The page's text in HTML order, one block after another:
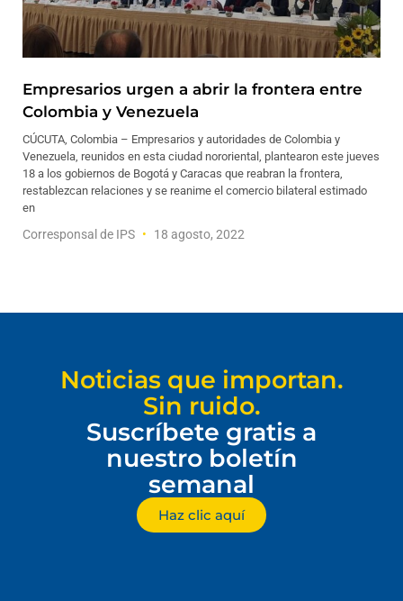
Empresarios urgen a abrir la frontera entre
Colombia y Venezuela
CÚCUTA, Colombia – Empresarios y autoridades de Colombia y
Venezuela, reunidos en esta ciudad nororiental, plantearon este jueves
18 a los gobiernos de Bogotá y Caracas que reabran la frontera,
restablezcan relaciones y se reanime el comercio bilateral estimado
en
Corresponsal de IPS 18 agosto, 2022
Noticias que importan.
Sin ruido.
Suscríbete gratis a
nuestro boletín
semanal
Haz clic aquí